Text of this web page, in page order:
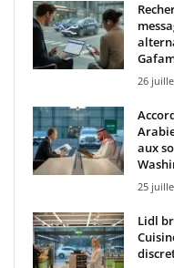
26
aux
25
Lidl